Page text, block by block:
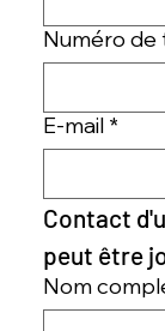
Numéro
E-mail *
Contact
peut être
Nom